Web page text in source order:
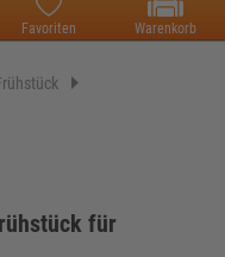
Favoriten Warenkorb
für